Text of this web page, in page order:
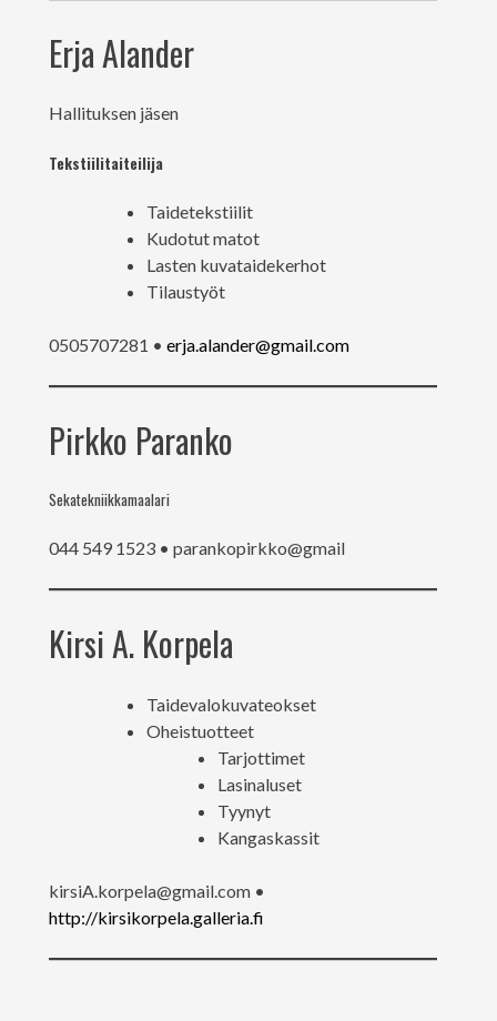
Erja Alander
Hallituksen jäsen
Tekstiilitaiteilija
Taidetekstiilit
Kudotut matot
Lasten kuvataidekerhot
Tilaustyöt
0505707281 • erja.alander@gmail.com
Pirkko Paranko
Sekatekniikkamaalari
044 549 1523 • parankopirkko@gmail
Kirsi A. Korpela
Taidevalokuvateokset
Oheistuotteet
Tarjottimet
Lasinaluset
Tyynyt
Kangaskassit
kirsiA.korpela@gmail.com •
http://kirsikorpela.galleria.fi